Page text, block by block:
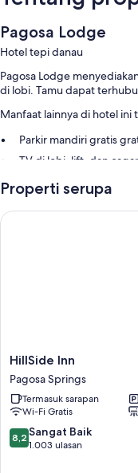
Pagosa Lodge
Hotel tepi danau
Pagosa Lodge
di lobi. Tamu dapat
Manfaat lainnya di hotel ini
Parkir mandiri gratis
TV di lobi, lift, dan
Dispenser air, properti
Fitur kamar
Properti serupa
HillSide
Inn
Pagosa
Springs
HillSide Inn
Pagosa Springs
Termasuk sarapan
Wi-Fi Gratis
8.2
dari
8,2 Sangat Baik
1.003 ulasan
HillSide Inn